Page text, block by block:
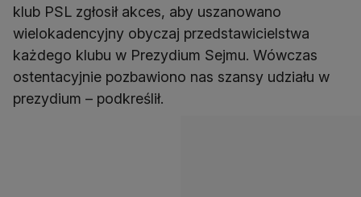
klub PSL zgłosił akces, aby uszanowano
wielokadencyjny obyczaj przedstawicielstwa
każdego klubu w Prezydium Sejmu. Wówczas
ostentacyjnie pozbawiono nas szansy udziału w
prezydium – podkreślił.